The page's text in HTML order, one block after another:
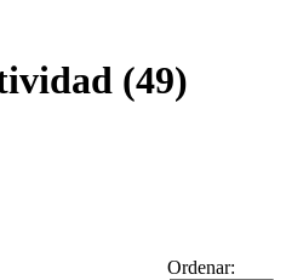
(49)
Ordenar: